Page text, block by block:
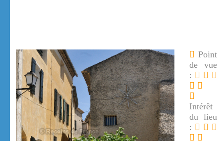
Point
de vue
:
Intérêt
du lieu
: